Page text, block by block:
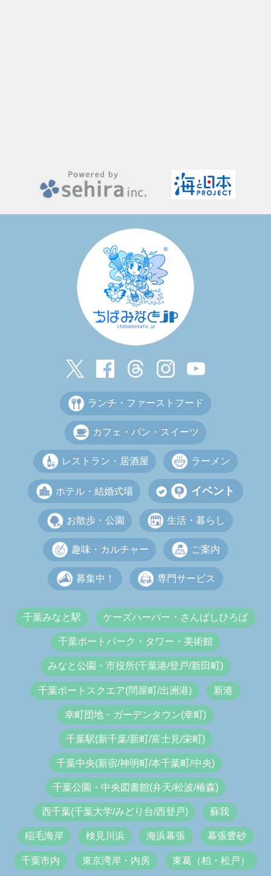
ランチ・ファーストフード
カフェ・パン・スイーツ
レストラン・居酒屋 ラーメン
ホテル・結婚式場 イベント
お散歩・公園 生活・暮らし
趣味・カルチャー ご案内
募集中！ 専門サービス
千葉みなと駅 ケーズハーバー・さんばしひろば
千葉ポートパーク・タワー・美術館
みなと公園・市役所(千葉港/登戸/新田町)
千葉ポートスクエア(問屋町/出洲港) 新港
幸町団地・ガーデンタウン(幸町)
千葉駅(新千葉/新町/富士見/栄町)
千葉中央(新宿/神明町/本千葉町/中央)
千葉公園・中央図書館(弁天/松波/椿森)
西千葉(千葉大学/みどり台/西登戸) 蘇我
稲毛海岸 検見川浜 海浜幕張 幕張豊砂
千葉市内 東京湾岸・内房 東葛（柏・松戸）